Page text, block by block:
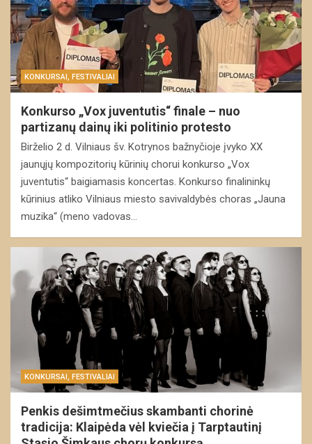
KONKURSAI, FESTIVALIAI
Konkurso „Vox juventutis“ finale – nuo
partizanų dainų iki politinio protesto
Birželio 2 d. Vilniaus šv. Kotrynos bažnyčioje įvyko XX
jaunųjų kompozitorių kūrinių chorui konkurso „Vox
juventutis“ baigiamasis koncertas. Konkurso finalininkų
kūrinius atliko Vilniaus miesto savivaldybės choras „Jauna
muzika“ (meno vadovas…
KONKURSAI, FESTIVALIAI
Penkis dešimtmečius skambanti chorinė
tradicija: Klaipėda vėl kviečia į Tarptautinį